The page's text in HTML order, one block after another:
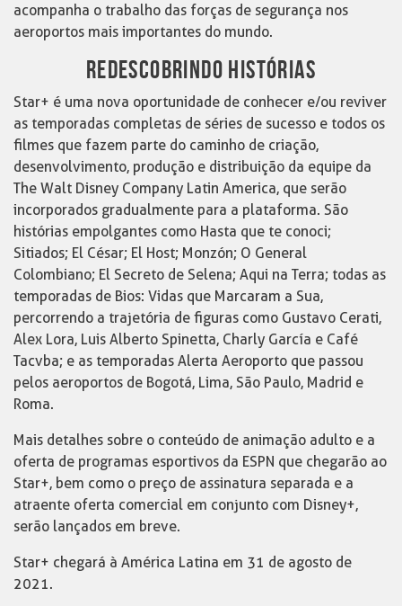
acompanha o trabalho das forças de segurança nos
aeroportos mais importantes do mundo.
REDESCOBRINDO HISTÓRIAS
Star+ é uma nova oportunidade de conhecer e/ou reviver
as temporadas completas de séries de sucesso e todos os
filmes que fazem parte do caminho de criação,
desenvolvimento, produção e distribuição da equipe da
The Walt Disney Company Latin America, que serão
incorporados gradualmente para a plataforma. São
histórias empolgantes como Hasta que te conoci;
Sitiados; El César; El Host; Monzón; O General
Colombiano; El Secreto de Selena; Aqui na Terra; todas as
temporadas de Bios: Vidas que Marcaram a Sua,
percorrendo a trajetória de figuras como Gustavo Cerati,
Alex Lora, Luis Alberto Spinetta, Charly García e Café
Tacvba; e as temporadas Alerta Aeroporto que passou
pelos aeroportos de Bogotá, Lima, São Paulo, Madrid e
Roma.
Mais detalhes sobre o conteúdo de animação adulto e a
oferta de programas esportivos da ESPN que chegarão ao
Star+, bem como o preço de assinatura separada e a
atraente oferta comercial em conjunto com Disney+,
serão lançados em breve.
Star+ chegará à América Latina em 31 de agosto de
2021.